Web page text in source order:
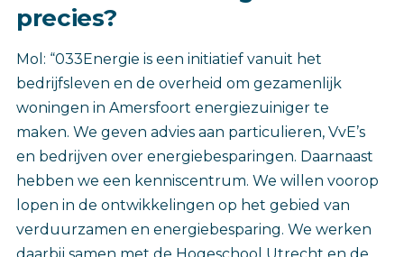
precies?
Mol: “033Energie is een initiatief vanuit het
bedrijfsleven en de overheid om gezamenlijk
woningen in Amersfoort energiezuiniger te
maken. We geven advies aan particulieren, VvE’s
en bedrijven over energiebesparingen. Daarnaast
hebben we een kenniscentrum. We willen voorop
lopen in de ontwikkelingen op het gebied van
verduurzamen en energiebesparing. We werken
daarbij samen met de Hogeschool Utrecht en de